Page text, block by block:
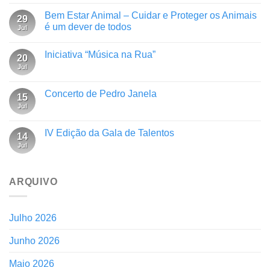
29
Jul
Bem Estar Animal – Cuidar e Proteger os Animais
é um dever de todos
20
Jul
Iniciativa “Música na Rua”
15
Jul
Concerto de Pedro Janela
14
Jul
IV Edição da Gala de Talentos
ARQUIVO
Julho 2026
Junho 2026
Maio 2026